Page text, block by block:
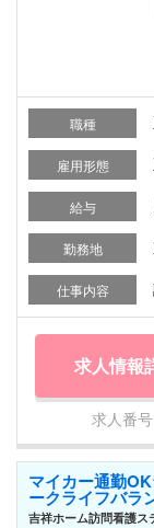
職種
雇用形態
給与
勤務地
仕事内容
求人情報
求人番
マイカー通勤
ークライフバラ
吉祥ホーム訪問看護ス